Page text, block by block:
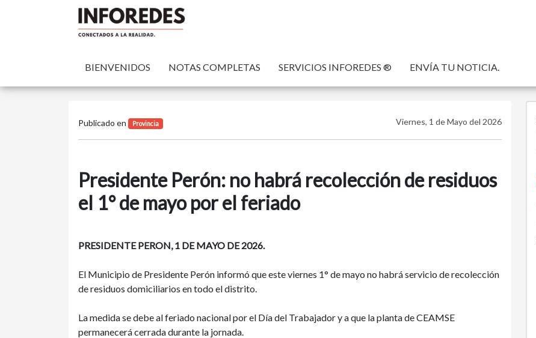
BIENVENIDOS NOTAS COMPLETAS SERVICIOS INFOREDES ® ENVÍA TU NOTICIA.
Publicado en Provincia Viernes, 1 de Mayo del 2026
Presidente Perón: no habrá recolección de residuos
el 1° de mayo por el feriado
PRESIDENTE PERON, 1 DE MAYO DE 2026.
El Municipio de Presidente Perón informó que este viernes 1° de mayo no habrá servicio de recolección
de residuos domiciliarios en todo el distrito.
La medida se debe al feriado nacional por el Día del Trabajador y a que la planta de CEAMSE
permanecerá cerrada durante la jornada.